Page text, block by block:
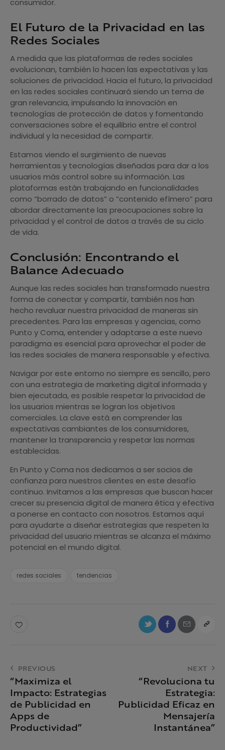
consumidor.
El Futuro de la Privacidad en las
Redes Sociales
A medida que las plataformas de redes sociales
evolucionan, también lo hacen las expectativas y las
soluciones de privacidad. Hacia el futuro, la privacidad
en las redes sociales continuará siendo un tema de
gran relevancia, impulsando la innovación en
tecnologías de protección de datos y fomentando
conversaciones sobre el equilibrio entre el control
individual y la necesidad de compartir.
Estamos viendo el surgimiento de nuevas
herramientas y tecnologías diseñadas para dar a los
usuarios más control sobre su información. Las
plataformas están trabajando en funcionalidades
como “borrado de datos” o “contenido efímero” para
abordar directamente las preocupaciones sobre la
privacidad y el control de datos a través de su ciclo
de vida.
Conclusión: Encontrando el
Balance Adecuado
Aunque las redes sociales han transformado nuestra
forma de conectar y compartir, también nos han
hecho revaluar nuestra privacidad de maneras sin
precedentes. Para las empresas y agencias, como
Punto y Coma, entender y adaptarse a este nuevo
paradigma es esencial para aprovechar el poder de
las redes sociales de manera responsable y efectiva.
Navigar por este entorno no siempre es sencillo, pero
con una estrategia de marketing digital informada y
bien ejecutada, es posible respetar la privacidad de
los usuarios mientras se logran los objetivos
comerciales. La clave está en comprender las
expectativas cambiantes de los consumidores,
mantener la transparencia y respetar las normas
establecidas.
En Punto y Coma nos dedicamos a ser socios de
confianza para nuestros clientes en este desafío
continuo. Invitamos a las empresas que buscan hacer
crecer su presencia digital de manera ética y efectiva
a ponerse en contacto con nosotros. Estamos aquí
para ayudarte a diseñar estrategias que respeten la
privacidad del usuario mientras se alcanza el máximo
potencial en el mundo digital.
redes sociales tendencias
PREVIOUS
“Maximiza el
Impacto: Estrategias
de Publicidad en
Apps de
Productividad”
NEXT
“Revoluciona tu
Estrategia:
Publicidad Eficaz en
Mensajería
Instantánea”